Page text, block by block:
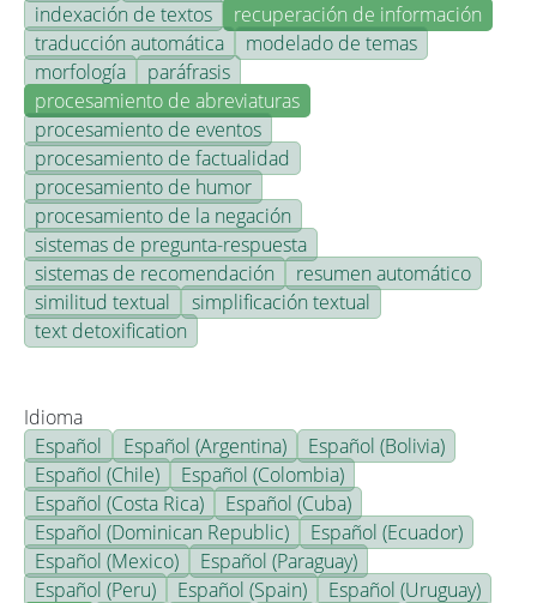
indexación de textos
recuperación de información
traducción automática
modelado de temas
morfología
paráfrasis
procesamiento de abreviaturas
procesamiento de eventos
procesamiento de factualidad
procesamiento de humor
procesamiento de la negación
sistemas de pregunta-respuesta
sistemas de recomendación
resumen automático
similitud textual
simplificación textual
text detoxification
Idioma
Español
Español (Argentina)
Español (Bolivia)
Español (Chile)
Español (Colombia)
Español (Costa Rica)
Español (Cuba)
Español (Dominican Republic)
Español (Ecuador)
Español (Mexico)
Español (Paraguay)
Español (Peru)
Español (Spain)
Español (Uruguay)